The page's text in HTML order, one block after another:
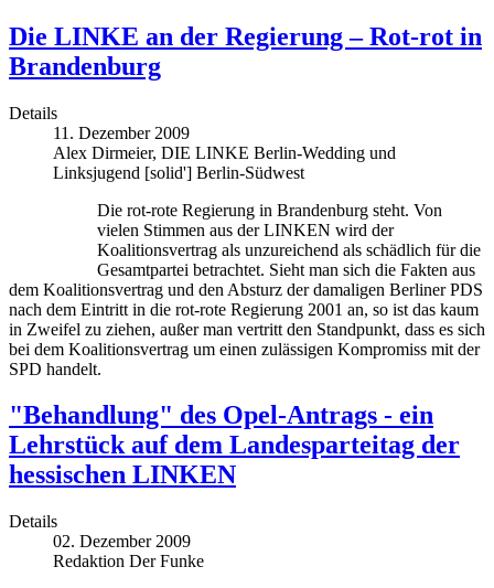
Die LINKE an der Regierung – Rot-rot in
Brandenburg
Details
11. Dezember 2009
Alex Dirmeier, DIE LINKE Berlin-Wedding und
Linksjugend [solid'] Berlin-Südwest
Die rot-rote Regierung in Brandenburg steht. Von
vielen Stimmen aus der LINKEN wird der
Koalitionsvertrag als unzureichend als schädlich für die
Gesamtpartei betrachtet. Sieht man sich die Fakten aus
dem Koalitionsvertrag und den Absturz der damaligen Berliner PDS
nach dem Eintritt in die rot-rote Regierung 2001 an, so ist das kaum
in Zweifel zu ziehen, außer man vertritt den Standpunkt, dass es sich
bei dem Koalitionsvertrag um einen zulässigen Kompromiss mit der
SPD handelt.
"Behandlung" des Opel-Antrags - ein
Lehrstück auf dem Landesparteitag der
hessischen LINKEN
Details
02. Dezember 2009
Redaktion Der Funke